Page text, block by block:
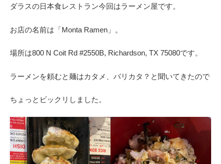
ダラスの日本食レストラン今回はラーメン屋です。
お店の名前は「Monta Ramen」。
場所は800 N Coit Rd #2550B, Richardson, TX 75080です。
ラーメンを頼むと麺はカタメ、バリカタ？と聞いてきたので
ちょっとビックリしました。